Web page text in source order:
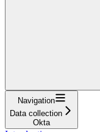
Navigation
Data collection
Okta